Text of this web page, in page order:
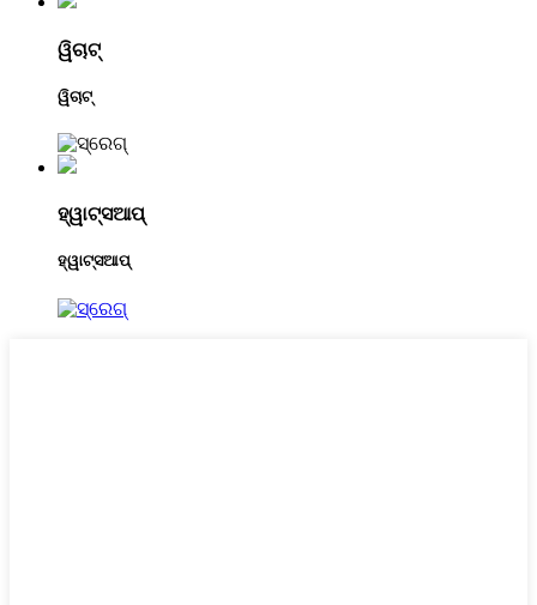
ୱିଚାଟ୍
ୱିଚାଟ୍
ହ୍ୱାଟ୍ସଆପ୍
ହ୍ୱାଟ୍ସଆପ୍